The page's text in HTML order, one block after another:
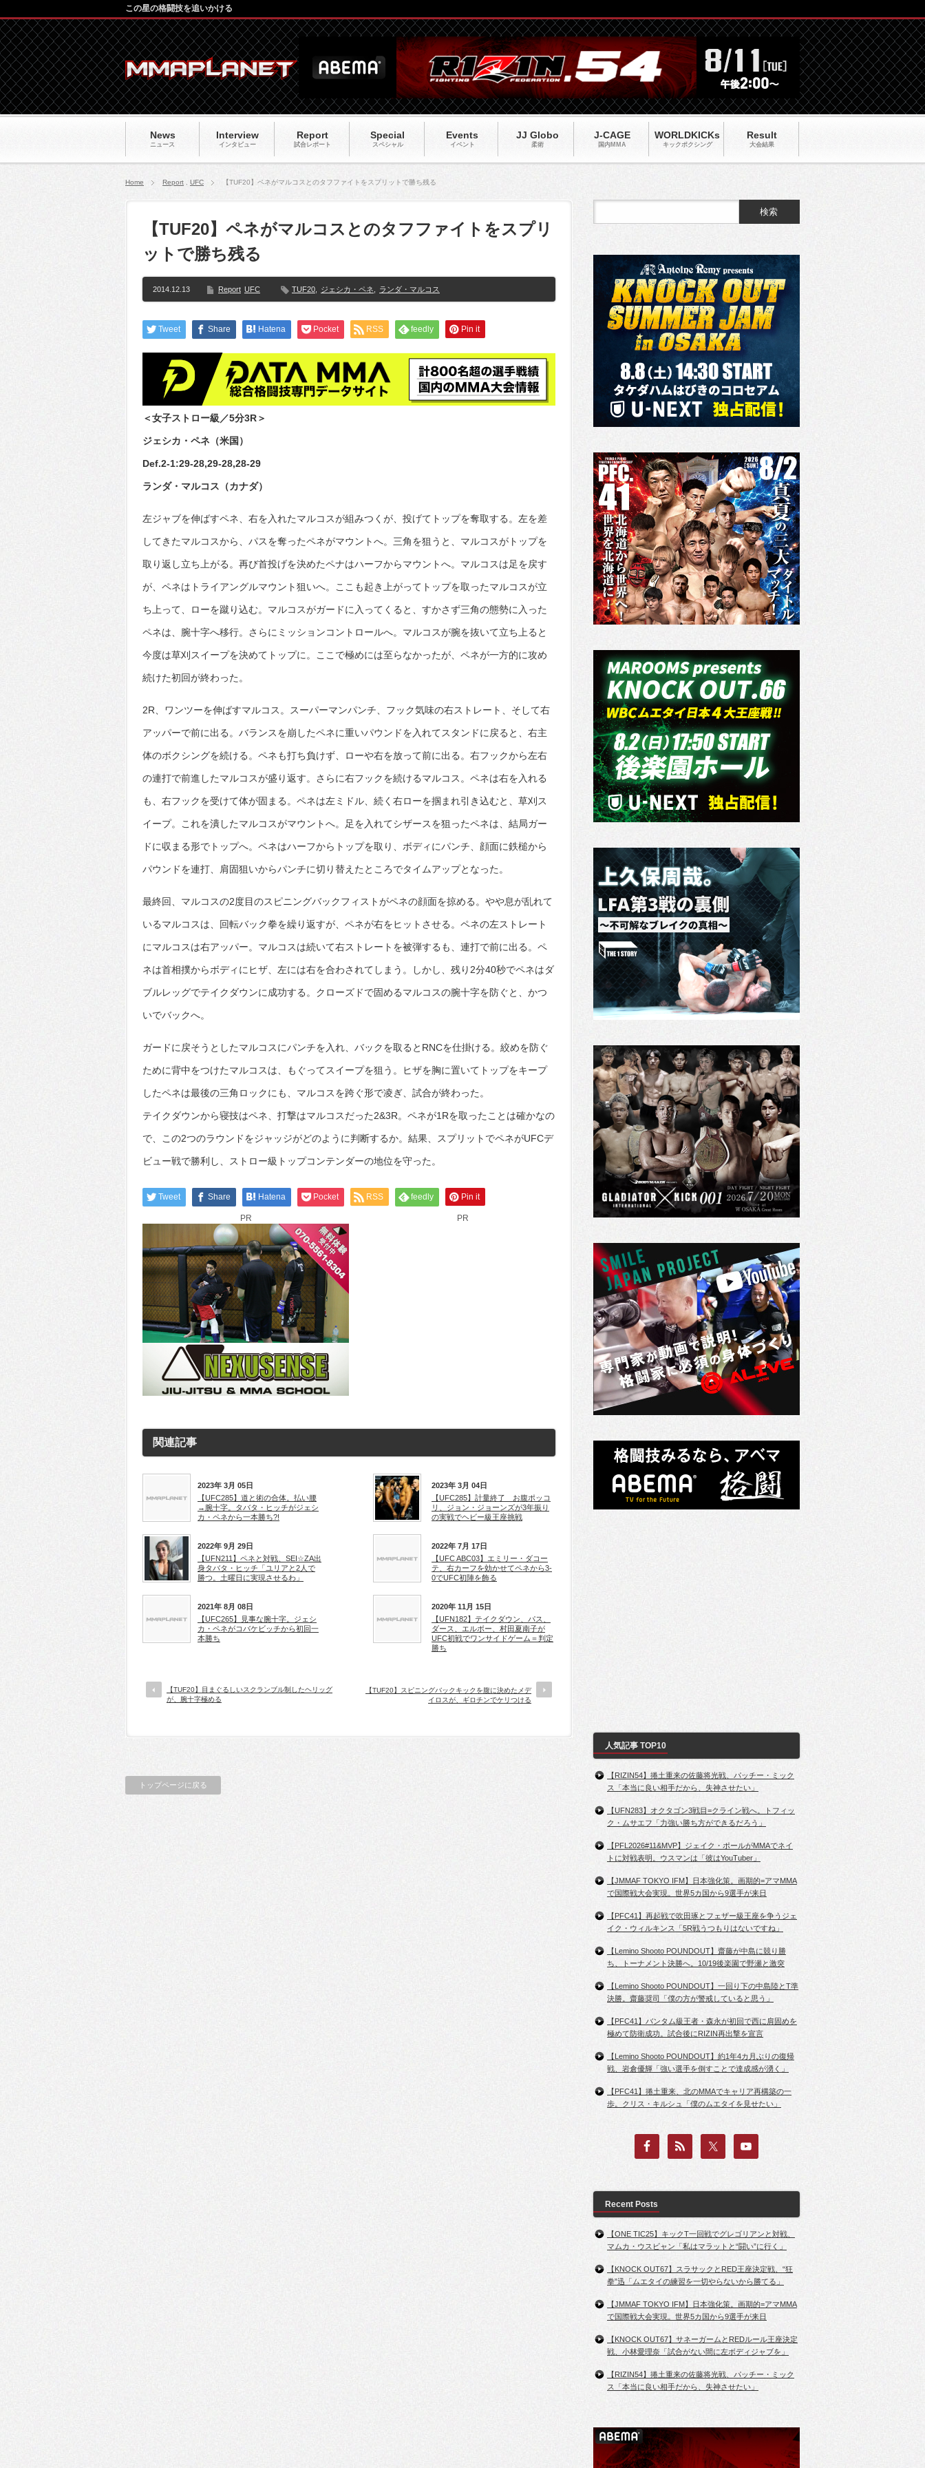
News
ニュース
Interview
インタビュー
Report
試合レポート
Special
スペシャル
Events
イベント
JJ Globo
柔術
J-CAGE
国内MMA
WORLDKICKs
キックポクシング
Result
大会結果
この星の格闘技を追いかける
Home Report UFC 【TUF20】ペネがマルコスとのタフファイトをスプリットで勝ち残る
【TUF20】ペネがマルコスとのタフファイトをスプリ
ットで勝ち残る
2014.12.13 Report UFC TUF20 ジェシカ・ペネ ランダ・マルコス
Tweet Share Hatena Pocket RSS feedly Pin it
＜女子ストロー級／5分3R＞
ジェシカ・ペネ（米国）
Def.2-1:29-28,29-28,28-29
ランダ・マルコス（カナダ）
左ジャブを伸ばすペネ、右を入れたマルコスが組みつくが、投げてトップを奪取する。左を差
してきたマルコスから、パスを奪ったペネがマウントへ。三角を狙うと、マルコスがトップを
取り返し立ち上がる。再び首投げを決めたペナはハーフからマウントへ。マルコスは足を戻す
が、ペネはトライアングルマウント狙いへ。ここも起き上がってトップを取ったマルコスが立
ち上って、ローを蹴り込む。マルコスがガードに入ってくると、すかさず三角の態勢に入った
ペネは、腕十字へ移行。さらにミッションコントロールへ。マルコスが腕を抜いて立ち上ると
今度は草刈スイープを決めてトップに。ここで極めには至らなかったが、ペネが一方的に攻め
続けた初回が終わった。
2R、ワンツーを伸ばすマルコス。スーパーマンパンチ、フック気味の右ストレート、そして右
アッパーで前に出る。バランスを崩したペネに重いパウンドを入れてスタンドに戻ると、右主
体のボクシングを続ける。ペネも打ち負けず、ローや右を放って前に出る。右フックから左右
の連打で前進したマルコスが盛り返す。さらに右フックを続けるマルコス。ペネは右を入れる
も、右フックを受けて体が固まる。ペネは左ミドル、続く右ローを掴まれ引き込むと、草刈ス
イープ。これを潰したマルコスがマウントへ。足を入れてシザースを狙ったペネは、結局ガー
ドに収まる形でトップへ。ペネはハーフからトップを取り、ボディにパンチ、顔面に鉄槌から
パウンドを連打、肩固狙いからパンチに切り替えたところでタイムアップとなった。
最終回、マルコスの2度目のスピニングバックフィストがペネの顔面を掠める。やや息が乱れて
いるマルコスは、回転バック拳を繰り返すが、ペネが右をヒットさせる。ペネの左ストレート
にマルコスは右アッパー。マルコスは続いて右ストレートを被弾するも、連打で前に出る。ペ
ネは首相撲からボディにヒザ、左には右を合わされてしまう。しかし、残り2分40秒でペネはダ
ブルレッグでテイクダウンに成功する。クローズドで固めるマルコスの腕十字を防ぐと、かつ
いでバックへ。
ガードに戻そうとしたマルコスにパンチを入れ、バックを取るとRNCを仕掛ける。絞めを防ぐ
ために背中をつけたマルコスは、もぐってスイープを狙う。ヒザを胸に置いてトップをキープ
したペネは最後の三角ロックにも、マルコスを跨ぐ形で凌ぎ、試合が終わった。
テイクダウンから寝技はペネ、打撃はマルコスだった2&3R。ペネが1Rを取ったことは確かなの
で、この2つのラウンドをジャッジがどのように判断するか。結果、スプリットでペネがUFCデ
ビュー戦で勝利し、ストロー級トップコンテンダーの地位を守った。
Tweet Share Hatena Pocket RSS feedly Pin it
PR PR
関連記事
2023年 3月 05日
【UFC285】道と術の合体。払い腰
→腕十字。タバタ・ヒッチがジェシ
カ・ペネから一本勝ち?!
2023年 3月 04日
【UFC285】計量終了 お腹ポッコ
リ、ジョン・ジョーンズが3年振り
の実戦でヘビー級王座挑戦
2022年 9月 29日
【UFN211】ペネと対戦、SEI☆ZA出
身タバタ・ヒッチ「ユリアと2人で
勝つ。土曜日に実現させるわ」
2022年 7月 17日
【UFC ABC03】エミリー・ダコー
テ、右カーフを効かせてペネから3-
0でUFC初陣を飾る
2021年 8月 08日
【UFC265】見事な腕十字。ジェシ
カ・ペネがコバケビッチから初回一
本勝ち
2020年 11月 15日
【UFN182】テイクダウン、パス、
ダース、エルボー、村田夏南子が
UFC初戦でワンサイドゲーム＝判定
勝ち
【TUF20】目まぐるしいスクランブル制したヘリッグ
が、腕十字極める
【TUF20】スピニングバックキックを腹に決めたメデ
イロスが、ギロチンでケリつける
トップページに戻る
人気記事 TOP10
【RIZIN54】捲土重来の佐藤将光戦、パッチー・ミック
ス「本当に良い相手だから、失神させたい」
【UFN283】オクタゴン3戦目=クライン戦へ。トフィッ
ク・ムサエフ「力強い勝ち方ができるだろう」
【PFL2026#11&MVP】ジェイク・ポールがMMAでネイ
トに対戦表明。ウスマンは「彼はYouTuber」
【JMMAF TOKYO IFM】日本強化策。画期的=アマMMA
で国際戦大会実現。世界5カ国から9選手が来日
【PFC41】再起戦で吹田琢とフェザー級王座を争うジェ
イク・ウィルキンス「5R戦うつもりはないですね」
【Lemino Shooto POUNDOUT】齋藤が中島に競り勝
ち、トーナメント決勝へ。10/19後楽園で野瀬と激突
【Lemino Shooto POUNDOUT】一回り下の中島陸とT準
決勝。齋藤奨司「僕の方が警戒していると思う」
【PFC41】バンタム級王者・森永が初回で西に肩固めを
極めて防衛成功。試合後にRIZIN再出撃を宣言
【Lemino Shooto POUNDOUT】約1年4カ月ぶりの復帰
戦、岩倉優輝「強い選手を倒すことで達成感が湧く」
【PFC41】捲土重来、北のMMAでキャリア再構築の一
歩。クリス・キルシュ「僕のムエタイを見せたい」
Recent Posts
【ONE TIC25】キックT一回戦でグレゴリアンと対戦、
マムカ・ウスビャン「私はマラットと“闘い”に行く」
【KNOCK OUT67】スラサックとRED王座決定戦、“狂
拳”迅「ムエタイの練習を一切やらないから勝てる」
【JMMAF TOKYO IFM】日本強化策。画期的=アマMMA
で国際戦大会実現。世界5カ国から9選手が来日
【KNOCK OUT67】サネーガームとREDルール王座決定
戦、小林愛理奈「試合がない間に左ボディジャブを」
【RIZIN54】捲土重来の佐藤将光戦、パッチー・ミック
ス「本当に良い相手だから、失神させたい」